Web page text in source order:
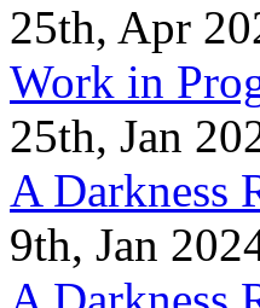
25th, Apr
Work in
25th, Jan
A Darkness
9th, Jan